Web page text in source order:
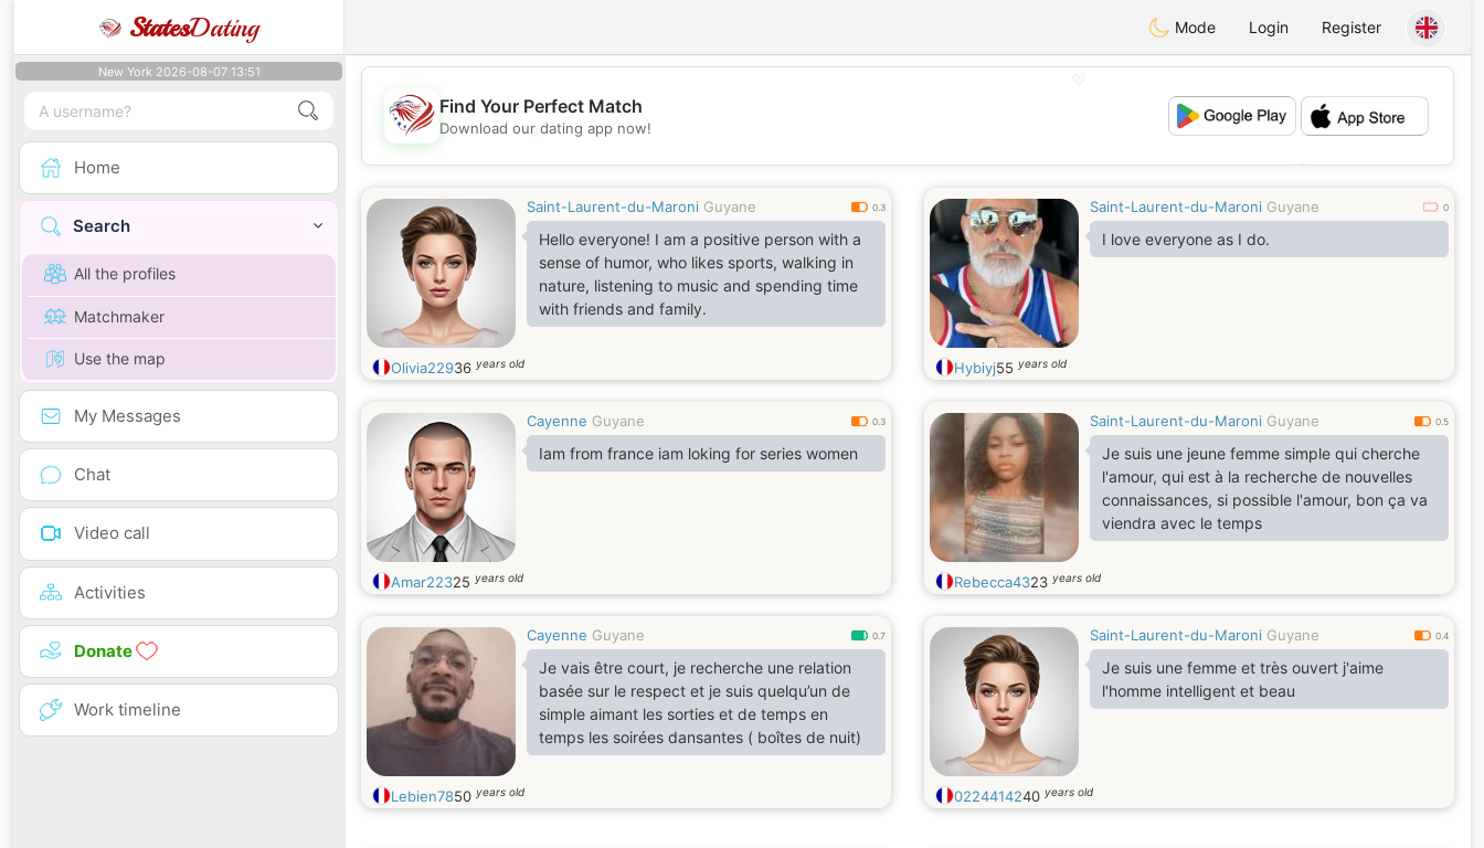
StatesDating Mode Login Register
New York 2026-08-07 13:51
Home
Search
All the profiles
Matchmaker
Use the map
My Messages
Chat
Video call
Activities
Donate
Work timeline
💖
💕
Find Your Perfect Match
Download our dating app now!
Saint-Laurent-du-Maroni Guyane 0.3
Hello everyone! I am a positive person with a
sense of humor, who likes sports, walking in
nature, listening to music and spending time
with friends and family.
Olivia22936 years old
Saint-Laurent-du-Maroni Guyane 0
I love everyone as I do.
Hybiyj55 years old
Cayenne Guyane 0.3
Iam from france iam loking for series women
Amar22325 years old
Saint-Laurent-du-Maroni Guyane 0.5
Je suis une jeune femme simple qui cherche
l'amour, qui est à la recherche de nouvelles
connaissances, si possible l'amour, bon ça va
viendra avec le temps
Rebecca4323 years old
Cayenne Guyane 0.7
Je vais être court, je recherche une relation
basée sur le respect et je suis quelqu’un de
simple aimant les sorties et de temps en
temps les soirées dansantes ( boîtes de nuit)
Lebien7850 years old
Saint-Laurent-du-Maroni Guyane 0.4
Je suis une femme et très ouvert j'aime
l'homme intelligent et beau
0224414240 years old